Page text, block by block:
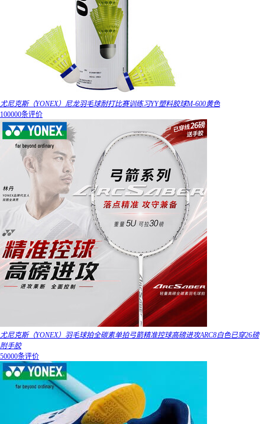
尤尼克斯（YONEX）尼龙羽毛球耐打比赛训练习YY塑料胶球M-600黄色
100000条评价
尤尼克斯（YONEX）羽毛球拍全碳素单拍弓箭精准控球高磅进攻ARC8白色已穿26磅
附手胶
50000条评价